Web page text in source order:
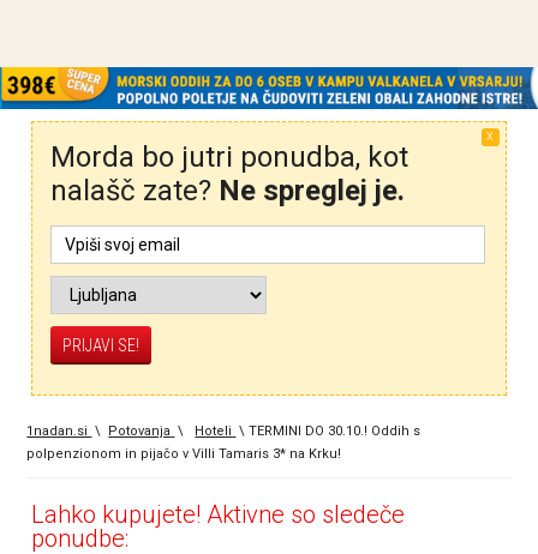
X
Morda bo jutri ponudba, kot
nalašč zate? Ne spreglej je.
1nadan.si \ Potovanja \ Hoteli \TERMINI DO 30.10.! Oddih s
polpenzionom in pijačo v Villi Tamaris 3* na Krku!
Lahko kupujete! Aktivne so sledeče
ponudbe: